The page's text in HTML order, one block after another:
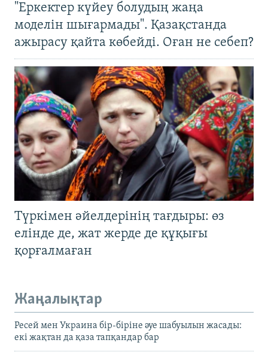
"Еркектер күйеу болудың жаңа
моделін шығармады". Қазақстанда
ажырасу қайта көбейді. Оған не себеп?
Түркімен әйелдерінің тағдыры: өз
елінде де, жат жерде де құқығы
қорғалмаған
Жаңалықтар
Ресей мен Украина бір-біріне әуе шабуылын жасады:
екі жақтан да қаза тапқандар бар